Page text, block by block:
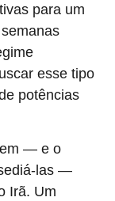
para um
esse tipo
potências
— e o
las —
Irã. Um